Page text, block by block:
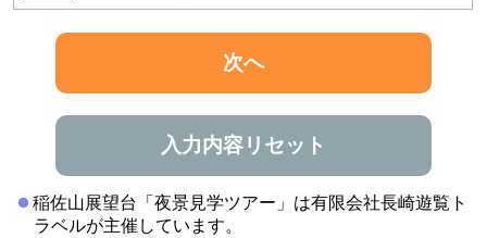
次へ
入力内容リセット
稲佐山展望台「夜景見学ツアー」は有限会社長崎遊覧ト
ラベルが主催しています。